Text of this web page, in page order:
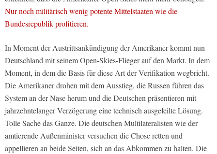
Nur noch militärisch wenig potente Mittelstaaten wie die
Bundesrepublik profitieren.
In Moment der Austrittsankündigung der Amerikaner kommt nun
Deutschland mit seinem Open-Skies-Flieger auf den Markt. In dem
Moment, in dem die Basis für diese Art der Verifikation wegbricht.
Die Amerikaner drohen mit dem Ausstieg, die Russen führen das
System an der Nase herum und die Deutschen präsentieren mit
jahrzehntelanger Verzögerung eine technisch ausgefeilte Lösung.
Tolle Sache das Ganze. Die deutschen Multilateralisten wie der
amtierende Außenminister versuchen die Chose retten und
appellieren an beide Seiten, sich an das Abkommen zu halten. Die